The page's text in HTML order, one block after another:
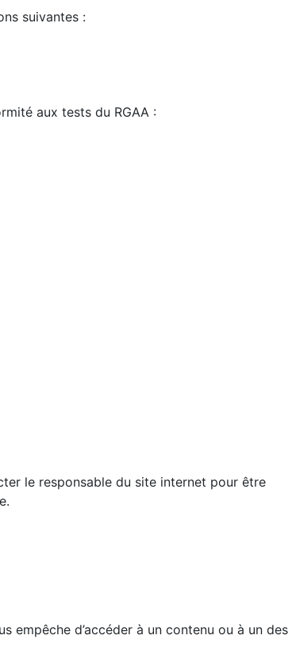
suivantes :
aux tests du RGAA :
le responsable du site internet pour être
empêche d’accéder à un contenu ou à un des